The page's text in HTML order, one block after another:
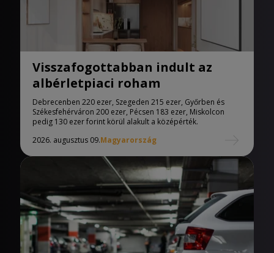
Visszafogottabban indult az
albérletpiaci roham
Debrecenben 220 ezer, Szegeden 215 ezer, Győrben és
Székesfehérváron 200 ezer, Pécsen 183 ezer, Miskolcon
pedig 130 ezer forint körül alakult a középérték.
2026. augusztus 09.Magyarország